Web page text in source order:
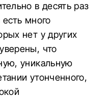
в десять раз
много
нет у других
что
уникальную
утонченного,